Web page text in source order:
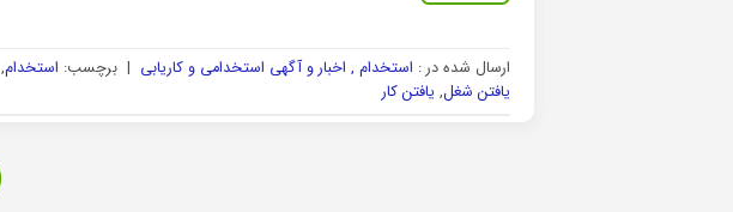
ارسال شده در : استخدام , اخبار و آگهی استخدامی و کاریابی | برچسب: استخدام,
یافتن شغل, یافتن کار